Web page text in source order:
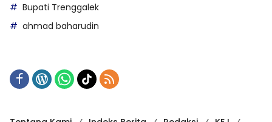
Bupati Trenggalek
ahmad baharudin